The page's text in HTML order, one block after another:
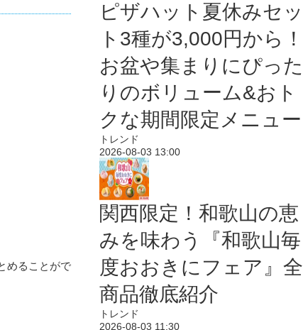
めることがで
ピザハット夏休みセッ
ト3種が3,000円から！
お盆や集まりにぴった
りのボリューム&おト
クな期間限定メニュー
トレンド
2026-08-03 13:00
関西限定！和歌山の恵
みを味わう『和歌山毎
度おおきにフェア』全
商品徹底紹介
トレンド
2026-08-03 11:30